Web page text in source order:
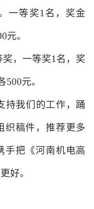
一等奖1名，奖金
元。
，一等奖1名，奖
元。
持我们的工作，踊
织稿件，推荐更多
手把《河南机电高
好。